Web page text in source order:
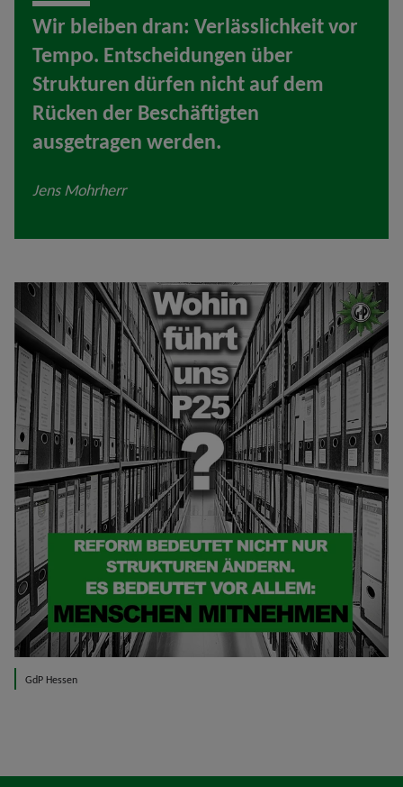
Wir bleiben dran: Verlässlichkeit vor
Tempo. Entscheidungen über
Strukturen dürfen nicht auf dem
Rücken der Beschäftigten
ausgetragen werden.
Jens Mohrherr
GdP Hessen